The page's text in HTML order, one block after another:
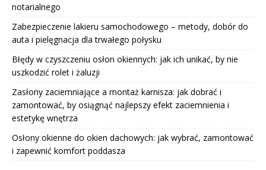
notarialnego
Zabezpieczenie lakieru samochodowego – metody, dobór do
auta i pielęgnacja dla trwałego połysku
Błędy w czyszczeniu osłon okiennych: jak ich unikać, by nie
uszkodzić rolet i żaluzji
Zasłony zaciemniające a montaż karnisza: jak dobrać i
zamontować, by osiągnąć najlepszy efekt zaciemnienia i
estetykę wnętrza
Osłony okienne do okien dachowych: jak wybrać, zamontować
i zapewnić komfort poddasza